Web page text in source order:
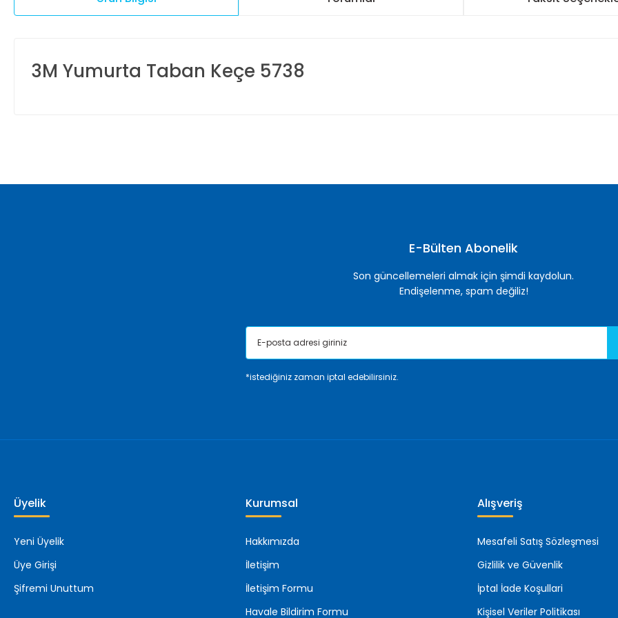
3M Yumurta Taban Keçe 5738
E-Bülten Abonelik
Son güncellemeleri almak için şimdi kaydolun.
Endişelenme, spam değiliz!
*istediğiniz zaman iptal edebilirsiniz.
Üyelik
Yeni Üyelik
Üye Girişi
Şifremi Unuttum
Kurumsal
Hakkımızda
İletişim
İletişim Formu
Havale Bildirim Formu
Alışveriş
Mesafeli Satış Sözleşmesi
Gizlilik ve Güvenlik
İptal İade Koşullari
Kişisel Veriler Politikası